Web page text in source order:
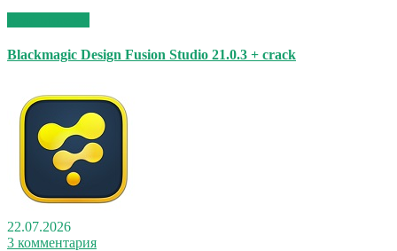
Blackmagic Design Fusion Studio 21.0.3 + crack
22.07.2026
3 комментария